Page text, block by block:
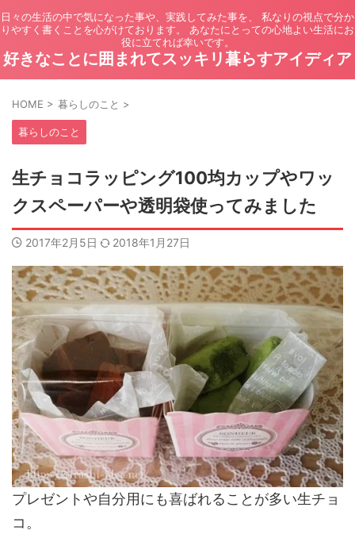
日々の生活の中で気になった事や、実践してみた事を、 私なりの視点で分か
りやすく書くことを心がけております。 あなたにとっての心地よい生活にお
役に立てれば幸いです。
好きなことに囲まれてスッキリ暮らすアイディア
HOME > 暮らしのこと >
暮らしのこと
生チョコラッピング100均カップやワッ
クスペーパーや透明袋使ってみました
2017年2月5日 2018年1月27日
プレゼントや自分用にも喜ばれることが多い生チョ
コ。